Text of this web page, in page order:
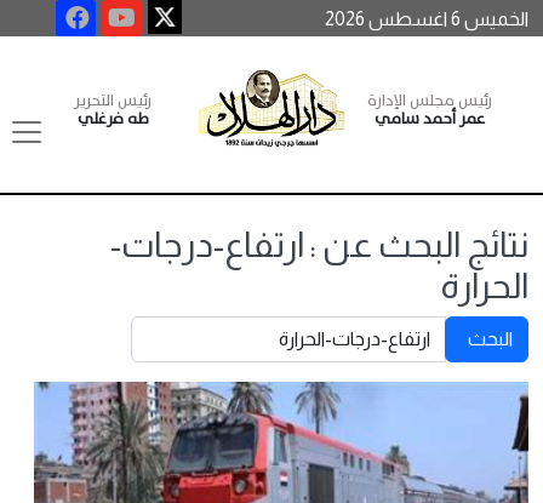
الخميس 6 اغسطس 2026
رئيس مجلس الإدارة
عمر أحمد سامي
رئيس التحرير
طه فرغلي
نتائج البحث عن : ارتفاع-درجات-
الحرارة